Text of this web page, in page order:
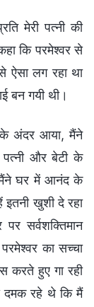
मेरी पत्नी की
कि परमेश्वर से
लग रहा था
बन गयी थी।
अंदर आया, मैंने
और बेटी के
घर में आनंद के
खुशी दे रहा
सर्वशक्तिमान
का सच्चा
करते हुए गा रही
दमक रहे थे कि मैं